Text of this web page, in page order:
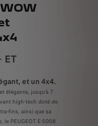
ET
et un 4x4.
élégante, jusqu’à 7
high-tech doté de
fins, ainsi que sa
le PEUGEOT E-5008